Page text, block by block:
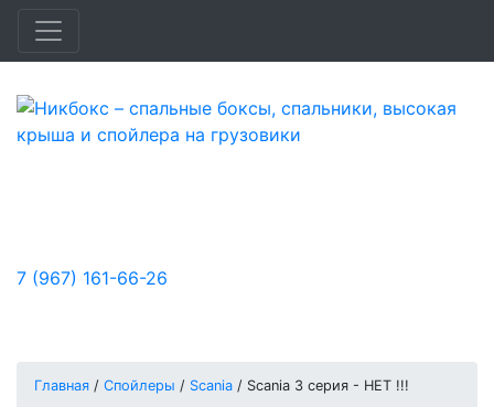
7 (967) 161-66-26
Главная / Спойлеры / Scania / Scania 3 серия - НЕТ !!!